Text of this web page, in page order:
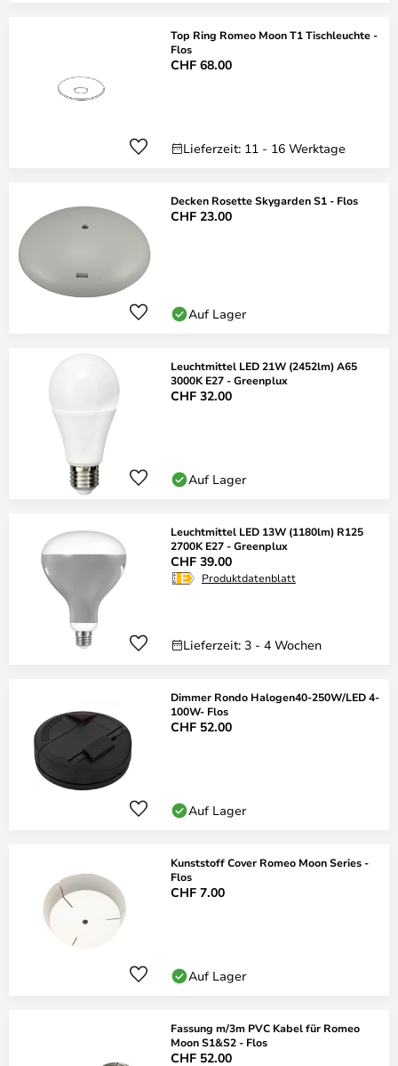
Top Ring Romeo Moon T1 Tischleuchte -
Flos
CHF 68.00
Lieferzeit: 11 - 16 Werktage
Decken Rosette Skygarden S1 - Flos
CHF 23.00
Auf Lager
Leuchtmittel LED 21W (2452lm) A65
3000K E27 - Greenplux
CHF 32.00
Auf Lager
Leuchtmittel LED 13W (1180lm) R125
2700K E27 - Greenplux
CHF 39.00
Produktdatenblatt
Lieferzeit: 3 - 4 Wochen
Dimmer Rondo Halogen40-250W/LED 4-
100W- Flos
CHF 52.00
Auf Lager
Kunststoff Cover Romeo Moon Series -
Flos
CHF 7.00
Auf Lager
Fassung m/3m PVC Kabel für Romeo
Moon S1&S2 - Flos
CHF 52.00